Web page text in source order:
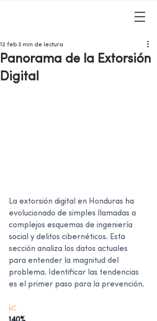
Panorama de la Extorsión
Digital
12 feb 3 min de lectura
La extorsión digital en Honduras ha
evolucionado de simples llamadas a
complejos esquemas de ingeniería
social y delitos cibernéticos. Esta
sección analiza los datos actuales
para entender la magnitud del
problema. Identificar las tendencias
es el primer paso para la prevención.
📈